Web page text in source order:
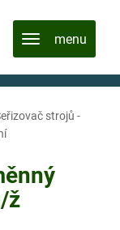
strojů -
ž